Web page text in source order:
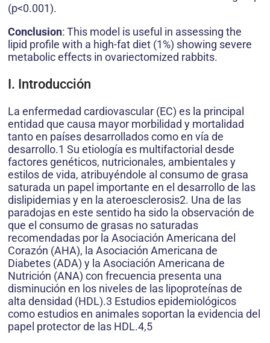
(p<0.001).
Conclusion: This model is useful in assessing the
lipid profile with a high-fat diet (1%) showing severe
metabolic effects in ovariectomized rabbits.
I. Introducción
La enfermedad cardiovascular (EC) es la principal
entidad que causa mayor morbilidad y mortalidad
tanto en países desarrollados como en vía de
desarrollo.1 Su etiología es multifactorial desde
factores genéticos, nutricionales, ambientales y
estilos de vida, atribuyéndole al consumo de grasa
saturada un papel importante en el desarrollo de las
dislipidemias y en la ateroesclerosis2. Una de las
paradojas en este sentido ha sido la observación de
que el consumo de grasas no saturadas
recomendadas por la Asociación Americana del
Corazón (AHA), la Asociación Americana de
Diabetes (ADA) y la Asociación Americana de
Nutrición (ANA) con frecuencia presenta una
disminución en los niveles de las lipoproteínas de
alta densidad (HDL).3 Estudios epidemiológicos
como estudios en animales soportan la evidencia del
papel protector de las HDL.4,5